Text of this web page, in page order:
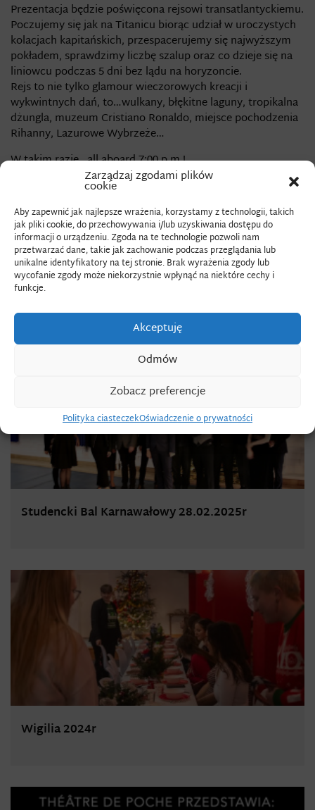
Zarządzaj zgodami plików
cookie
Aby zapewnić jak najlepsze wrażenia, korzystamy z technologii, takich
jak pliki cookie, do przechowywania i/lub uzyskiwania dostępu do
informacji o urządzeniu. Zgoda na te technologie pozwoli nam
przetwarzać dane, takie jak zachowanie podczas przeglądania lub
unikalne identyfikatory na tej stronie. Brak wyrażenia zgody lub
wycofanie zgody może niekorzystnie wpłynąć na niektóre cechy i
funkcje.
Akceptuję
Odmów
Zobacz preferencje
Polityka ciasteczekOświadczenie o prywatności
Prezentacja będzie poświęcona rejsowi transatlantyckiemu.
Poczujemy się jak na Titanicu biorąc udział w uroczystych
kolacjach kapitańskich, przespacerujemy się najwyższym
pokładem, sprawdzimy liczbę szalup oraz co dzieje się na
liniowcu podczas 5 dni bez lądu na horyzoncie.
Rejs to nie tylko glamour wieczorowych kreacji i
wykwintnych dań, to…wulkany, błękitne laguny, tropikalna
dżungla, muzeum Cristiano Ronaldo, miejsce pochodzenia
Rihanny, Lazurowe Wybrzeże…
W takim razie…all aboard 7:00 p.m.!
Dr Beata Baran – lubi podróże małe i duże, jedną nogą w
kulturoznawca z zamiłowania, jeszcze nie podjęła decyzji
czy zamieszka w apartamencie na Manhattanie czy
kamienicy fin de siècle na lwowskiej Kastelówce.
Serdecznie zapraszamy!
AKTUALNOŚCI
Studencki Bal Karnawałowy 28.02.2025r
Wigilia 2024r